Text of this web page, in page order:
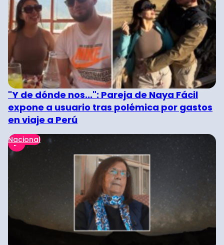
"Y de dónde nos...": Pareja de Naya Fácil
expone a usuario tras polémica por gastos
en viaje a Perú
Nacional